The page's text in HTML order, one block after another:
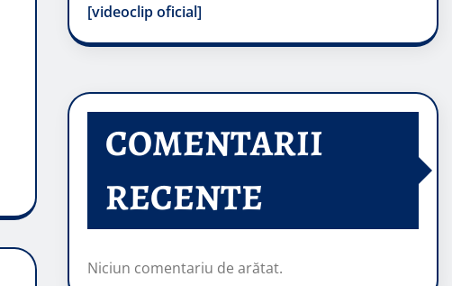
[videoclip oficial]
COMENTARII
RECENTE
Niciun comentariu de arătat.